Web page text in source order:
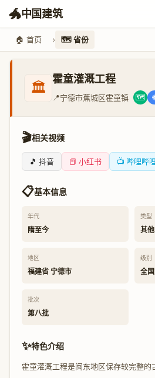
🐲中国建筑
🏠 首页 🗺️ 省份
🏛️ 霍童灌溉工程
📍宁德市蕉城区霍童镇 🗺️
🎬相关视频
🎵 抖音 📕 小红书 📺 哔哩哔
📋基本信息
年代
隋至今
类型
其他
地区
福建省 宁德市
级别
全
批次
第八批
✨特色介绍
霍童灌溉工程是闽东地区保存较完整的